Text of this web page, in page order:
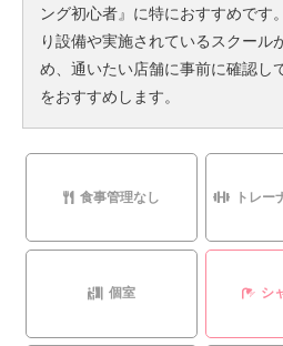
ング初心者』に特におすすめです
り設備や実施されているスクール
め、通いたい店舗に事前に確認し
をおすすめします。
食事管理なし トレー
個室 シ